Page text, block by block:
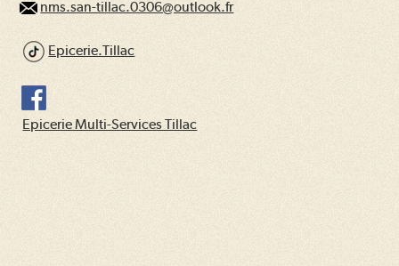
nms.san-tillac.0306@outlook.fr
Epicerie.Tillac
Epicerie Multi-Services Tillac